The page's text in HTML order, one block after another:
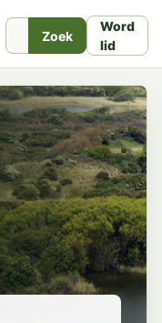
Zoek
Word
lid